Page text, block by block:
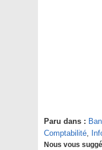
Paru dans :
Comptabilité,
Nous vous